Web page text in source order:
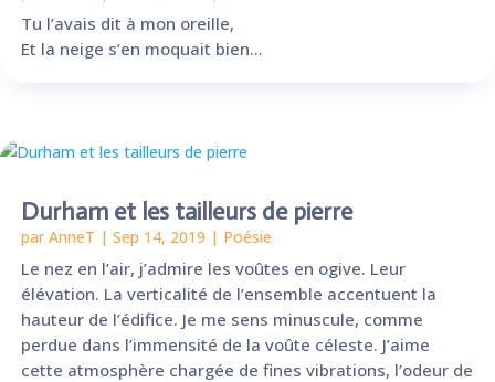
Tu l’avais dit à mon oreille,
Et la neige s’en moquait bien…
Durham et les tailleurs de pierre
parAnneT | Sep 14, 2019 | Poésie
Le nez en l’air, j’admire les voûtes en ogive. Leur
élévation. La verticalité de l’ensemble accentuent la
hauteur de l’édifice. Je me sens minuscule, comme
perdue dans l’immensité de la voûte céleste. J’aime
cette atmosphère chargée de fines vibrations, l’odeur de